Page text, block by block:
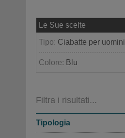
Le Sue scelte
Tipo: Ciabatte per uomini
Colore: Blu
Filtra i risultati...
Tipologia